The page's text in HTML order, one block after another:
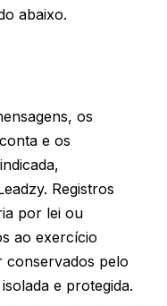
abaixo.
os
e os
Registros
por lei ou
ao exercício
conservados pelo
e protegida.